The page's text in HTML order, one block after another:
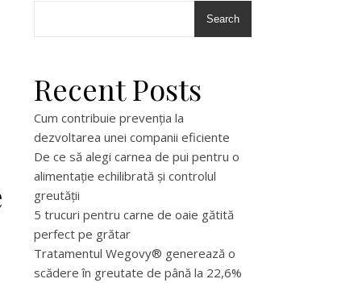
Search
Recent Posts
Cum contribuie prevenția la
dezvoltarea unei companii eficiente
De ce să alegi carnea de pui pentru o
alimentație echilibrată și controlul
greutății
5 trucuri pentru carne de oaie gătită
perfect pe grătar
Tratamentul Wegovy® generează o
scădere în greutate de până la 22,6%